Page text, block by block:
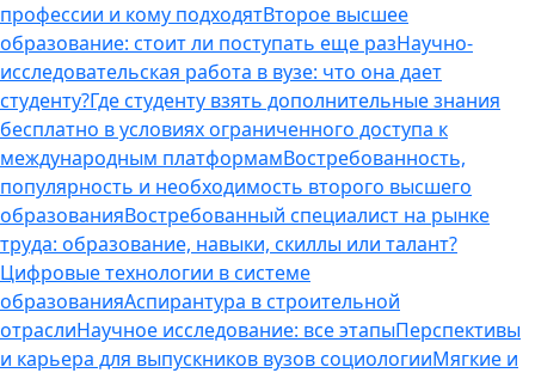
профессии и кому подходятВторое высшее
образование: стоит ли поступать еще разНаучно-
исследовательская работа в вузе: что она дает
студенту?Где студенту взять дополнительные знания
бесплатно в условиях ограниченного доступа к
международным платформамВостребованность,
популярность и необходимость второго высшего
образованияВостребованный специалист на рынке
труда: образование, навыки, скиллы или талант?
Цифровые технологии в системе
образованияАспирантура в строительной
отраслиНаучное исследование: все этапыПерспективы
и карьера для выпускников вузов социологииМягкие и